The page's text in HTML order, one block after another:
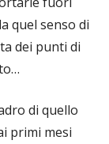
quel senso di
dei punti di
di quello
primi mesi